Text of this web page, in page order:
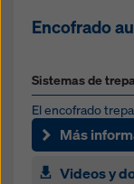
Encofrado
Sistemas de
El encofrado
de cualquier
Más
Videos y